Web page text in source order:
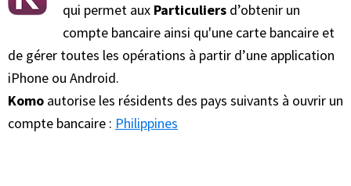
qui permet aux Particuliers d’obtenir un
compte bancaire ainsi qu'une carte bancaire et
de gérer toutes les opérations à partir d’une application
iPhone ou Android.
Komo autorise les résidents des pays suivants à ouvrir un
compte bancaire : Philippines